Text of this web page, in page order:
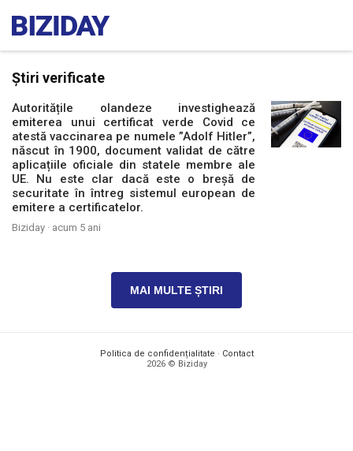
Știri verificate
Autoritățile olandeze investighează
emiterea unui certificat verde Covid ce
atestă vaccinarea pe numele ”Adolf Hitler”,
născut în 1900, document validat de către
aplicațiile oficiale din statele membre ale
UE. Nu este clar dacă este o breșă de
securitate în întreg sistemul european de
emitere a certificatelor.
Biziday · acum 5 ani
MAI MULTE ȘTIRI
Politica de confidențialitate · Contact
2026 © Biziday